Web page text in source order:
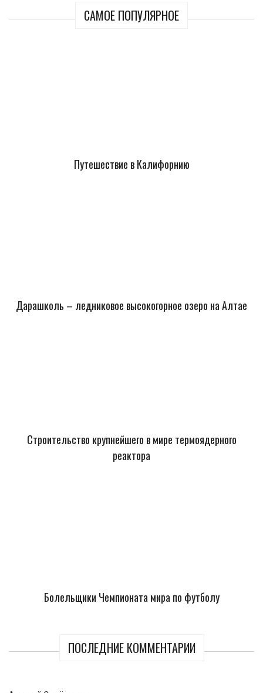
САМОЕ ПОПУЛЯРНОЕ
Путешествие в Калифорнию
Дарашколь – ледниковое высокогорное озеро на Алтае
Строительство крупнейшего в мире термоядерного
реактора
Болельщики Чемпионата мира по футболу
ПОСЛЕДНИЕ КОММЕНТАРИИ